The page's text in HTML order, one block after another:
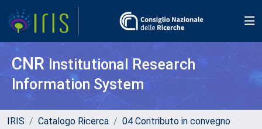
CNR Institutional Research
Information System
IRIS Catalogo Ricerca
04 Contributo in convegno